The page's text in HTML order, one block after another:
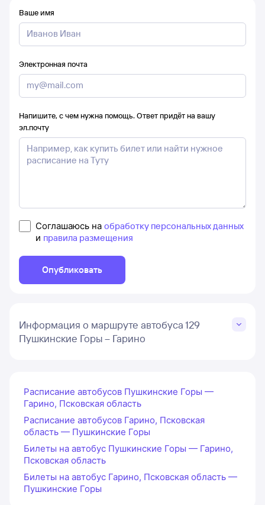
Ваше имя
Электронная почта
Напишите, с чем нужна помощь. Ответ придёт на вашу
эл.почту
Соглашаюсь на обработку персональных данных
и правила размещения
Опубликовать
Информация о маршруте автобуса 129
Пушкинские Горы – Гарино
Расписание автобусов Пушкинские Горы —
Гарино, Псковская область
Расписание автобусов Гарино, Псковская
область — Пушкинские Горы
Билеты на автобус Пушкинские Горы — Гарино,
Псковская область
Билеты на автобус Гарино, Псковская область —
Пушкинские Горы